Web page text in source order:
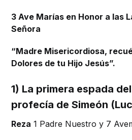
3 Ave Marías en Honor a las
Señora
“Madre Misericordiosa,
Dolores de tu Hijo Jesús”.
1) La primera espada
profecía de Simeón
Reza 1 Padre Nuestro y 7